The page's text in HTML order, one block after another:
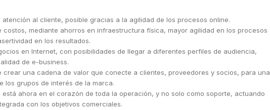
atención al cliente, posible gracias a la agilidad de los procesos online.
costos, mediante ahorros en infraestructura física, mayor agilidad en los procesos
en los resultados.
en Internet, con posibilidades de llegar a diferentes perfiles de audiencia,
de e-business.
crear una cadena de valor que conecte a clientes, proveedores y socios, para una
los grupos de interés de la marca.
está ahora en el corazón de toda la operación, y no solo como soporte, actuando
con los objetivos comerciales.